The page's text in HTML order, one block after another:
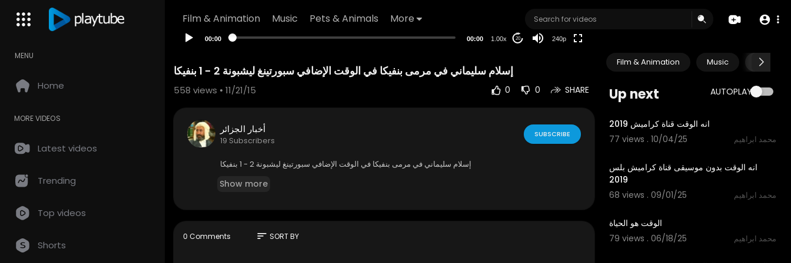
Film & Animation Music Pets & Animals More
MENU
Home
MORE VIDEOS
Latest videos
Trending
Top videos
Shorts
00:00 00:00 1.00x 20 240p
Film & Animation Music Pets &
Up next AUTOPLAY
انه الوقت قناة كراميش 2019
77 views . 10/04/25
محمد ابراهيم
انه الوقت بدون موسيقى قناة كراميش بلس
2019
68 views . 09/01/25
محمد ابراهيم
الوقت هو الحياة
79 views . 06/18/25
محمد ابراهيم
إسلام سليماني في مرمى بنفيكا في الوقت الإضافي سبورتينغ ليشبونة 2 - 1 بنفيكا
558 views • 11/21/15 0 0 SHARE
أخبار الجزائر
19 Subscribers
SUBSCRIBE
إسلام سليماني في مرمى بنفيكا في الوقت الإضافي سبورتينغ ليشبونة 2 - 1 بنفيكا
Show more
0 Comments sort SORT BY